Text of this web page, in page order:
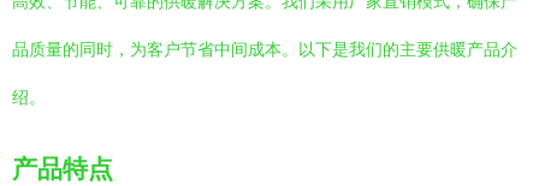
品质量的同时，为客户节省中间成本。以下是我们的主要供暖产品介
绍。
产品特点